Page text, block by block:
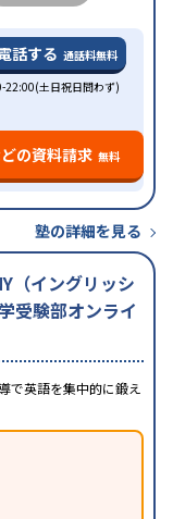
話する 通話料無料
22:00(土日祝日問わず)
の資料請求 無料
塾の詳細を見る
（イングリッシ
受験部オンライ
で英語を集中的に鍛え